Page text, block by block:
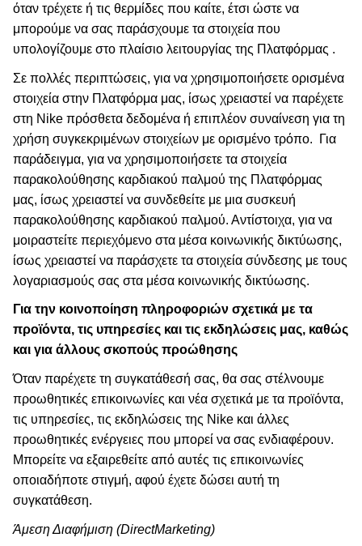
όταν τρέχετε ή τις θερμίδες που καίτε, έτσι ώστε να
μπορούμε να σας παράσχουμε τα στοιχεία που
υπολογίζουμε στο πλαίσιο λειτουργίας της Πλατφόρμας .
Σε πολλές περιπτώσεις, για να χρησιμοποιήσετε ορισμένα
στοιχεία στην Πλατφόρμα μας, ίσως χρειαστεί να παρέχετε
στη Nike πρόσθετα δεδομένα ή επιπλέον συναίνεση για τη
χρήση συγκεκριμένων στοιχείων με ορισμένο τρόπο.
Για
παράδειγμα, για να χρησιμοποιήσετε τα στοιχεία
παρακολούθησης καρδιακού παλμού της Πλατφόρμας
μας, ίσως χρειαστεί να συνδεθείτε με μια συσκευή
παρακολούθησης καρδιακού παλμού. Αντίστοιχα, για να
μοιραστείτε περιεχόμενο στα μέσα κοινωνικής δικτύωσης,
ίσως χρειαστεί να παράσχετε τα στοιχεία σύνδεσης με τους
λογαριασμούς σας στα μέσα κοινωνικής δικτύωσης.
Για την κοινοποίηση πληροφοριών σχετικά με τα
προϊόντα, τις υπηρεσίες και τις εκδηλώσεις μας, καθώς
και για άλλους σκοπούς προώθησης
Όταν παρέχετε τη συγκατάθεσή σας, θα σας στέλνουμε
προωθητικές επικοινωνίες και νέα σχετικά με τα προϊόντα,
τις υπηρεσίες, τις εκδηλώσεις της Nike και άλλες
προωθητικές ενέργειες που μπορεί να σας ενδιαφέρουν.
Μπορείτε να εξαιρεθείτε από αυτές τις επικοινωνίες
οποιαδήποτε στιγμή, αφού έχετε δώσει αυτή τη
συγκατάθεση.
Άμεση Διαφήμιση (DirectMarketing)